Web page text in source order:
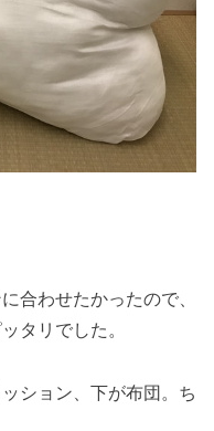
合わせたかったので、
タリでした。
ション、下が布団。ち